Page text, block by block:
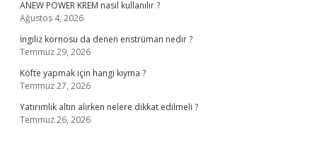
ANEW POWER KREM nasıl kullanılır ?
Ağustos 4, 2026
İngiliz kornosu da denen enstrüman nedir ?
Temmuz 29, 2026
Köfte yapmak için hangi kıyma ?
Temmuz 27, 2026
Yatırımlık altın alırken nelere dikkat edilmeli ?
Temmuz 26, 2026